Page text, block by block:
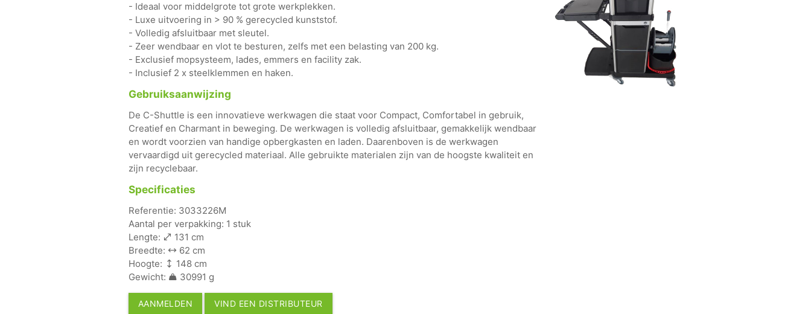
- Ideaal voor middelgrote tot grote werkplekken.
- Luxe uitvoering in > 90 % gerecycled kunststof.
- Volledig afsluitbaar met sleutel.
- Zeer wendbaar en vlot te besturen, zelfs met een belasting van 200 kg.
- Exclusief mopsysteem, lades, emmers en facility zak.
- Inclusief 2 x steelklemmen en haken.
Gebruiksaanwijzing
De C-Shuttle is een innovatieve werkwagen die staat voor Compact, Comfortabel in gebruik,
Creatief en Charmant in beweging. De werkwagen is volledig afsluitbaar, gemakkelijk wendbaar
en wordt voorzien van handige opbergkasten en laden. Daarenboven is de werkwagen
vervaardigd uit gerecycled materiaal. Alle gebruikte materialen zijn van de hoogste kwaliteit en
zijn recyclebaar.
Specificaties
Referentie: 3033226M
Aantal per verpakking: 1 stuk
Lengte:
131 cm
Breedte:
62 cm
Hoogte:
148 cm
Gewicht:
30991 g
AANMELDEN VIND EEN DISTRIBUTEUR